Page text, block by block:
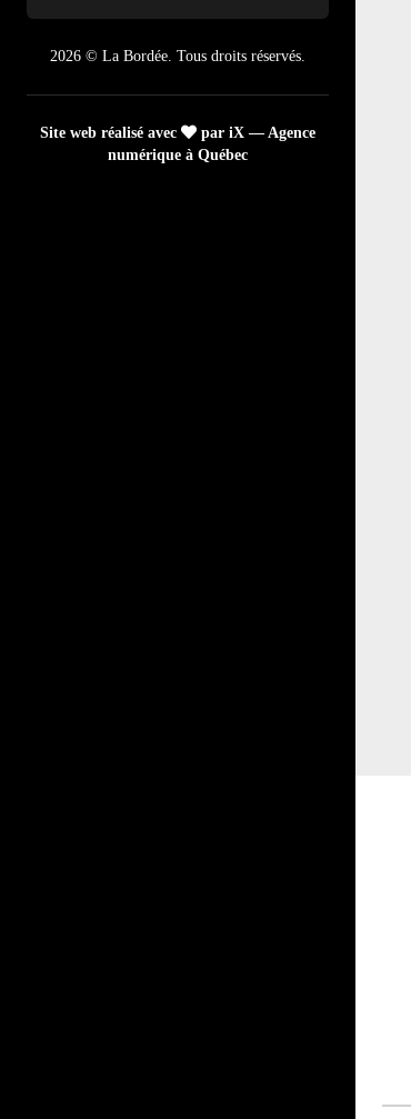
2026 © La Bordée. Tous droits réservés.
Site web réalisé avec
par iX — Agence
numérique à Québec